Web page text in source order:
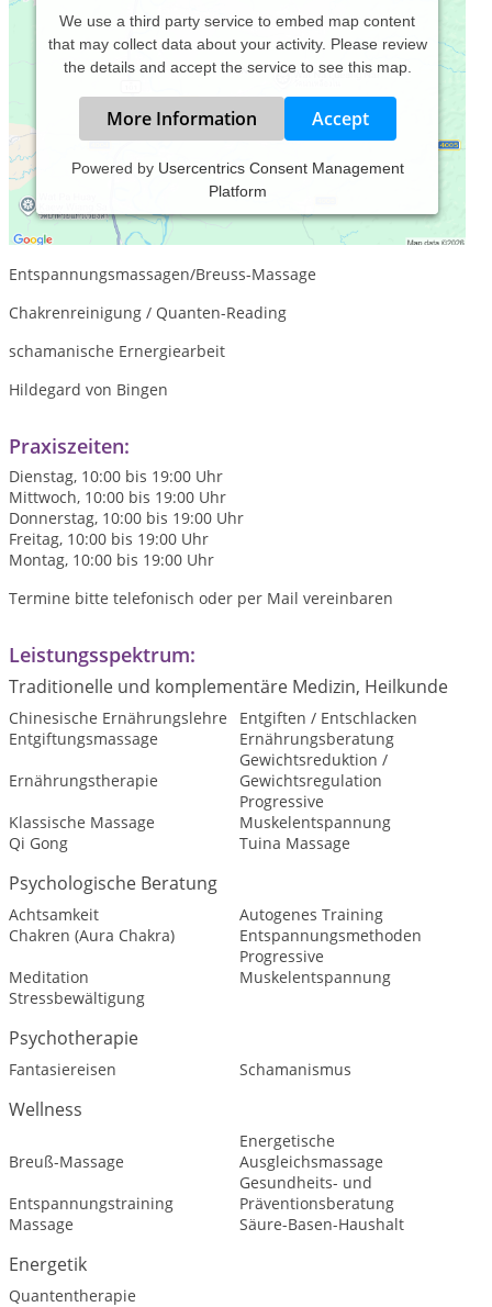
We use a third party service to embed map content
that may collect data about your activity. Please review
the details and accept the service to see this map.
More Information Accept
Powered by Usercentrics Consent Management
Platform
Ernährungsberatungen 5-Elemente-Lehre (TCM)
Gesundheitsberatung
Entspannungsmassagen/Breuss-Massage
Chakrenreinigung / Quanten-Reading
schamanische Ernergiearbeit
Hildegard von Bingen
Praxiszeiten:
Dienstag, 10:00 bis 19:00 Uhr
Mittwoch, 10:00 bis 19:00 Uhr
Donnerstag, 10:00 bis 19:00 Uhr
Freitag, 10:00 bis 19:00 Uhr
Montag, 10:00 bis 19:00 Uhr
Termine bitte telefonisch oder per Mail vereinbaren
Leistungsspektrum:
Traditionelle und komplementäre Medizin, Heilkunde
Chinesische Ernährungslehre
Entgiften / Entschlacken
Entgiftungsmassage
Ernährungsberatung
Ernährungstherapie
Gewichtsreduktion /
Gewichtsregulation
Klassische Massage
Progressive
Muskelentspannung
Qi Gong
Tuina Massage
Psychologische Beratung
Achtsamkeit
Autogenes Training
Chakren (Aura Chakra)
Entspannungsmethoden
Meditation
Progressive
Muskelentspannung
Stressbewältigung
Psychotherapie
Fantasiereisen Schamanismus
Wellness
Breuß-Massage
Energetische
Ausgleichsmassage
Entspannungstraining
Gesundheits- und
Präventionsberatung
Massage
Säure-Basen-Haushalt
Energetik
Quantentherapie